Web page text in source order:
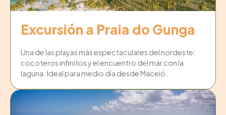
Excursión a Praia do Gunga
Una de las playas más espectaculares del nordeste:
cocoteros infinitos y el encuentro del mar con la
laguna. Ideal para medio día desde Maceió.